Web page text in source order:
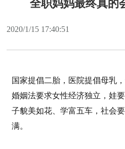
全职妈妈最终真的
2020/1/15 17:40:51
国家提倡二胎，医院提倡母乳
婚姻法要求女性经济独立，娃
子貌美如花、学富五车，社会
满。